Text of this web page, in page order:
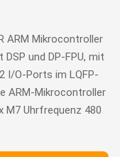
ARM Mikrocontroller
und DP-FPU, mit
I/O-Ports im LQFP-
ARM-Mikrocontroller
M7 Uhrfrequenz 480